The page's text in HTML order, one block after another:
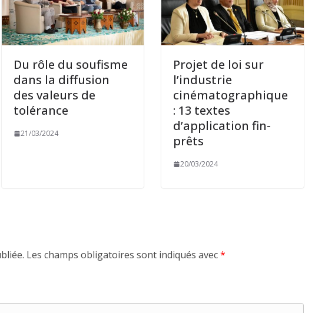
Du rôle du soufisme
dans la diffusion
des valeurs de
tolérance
21/03/2024
Projet de loi sur
l’industrie
cinématographique
: 13 textes
d’application fin-
prêts
20/03/2024
Les champs obligatoires sont indiqués avec*